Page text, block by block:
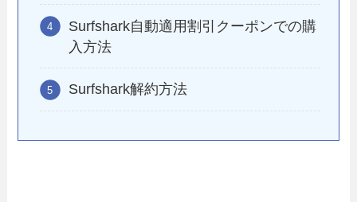
Surfshark自動適用割引クーポンでの購
入方法
Surfshark解約方法